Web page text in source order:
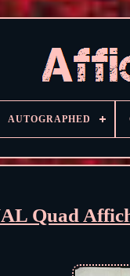
AUTOGRAPHED
Quad